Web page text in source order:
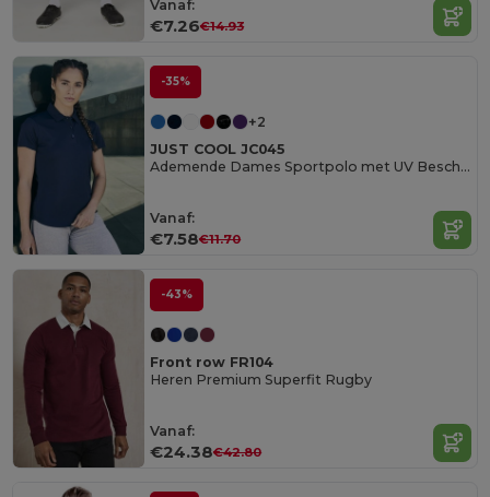
Vanaf:
€7.26€14.93
-35%
+2
JUST COOL JC045
Ademende Dames Sportpolo met UV Bescherming
Vanaf:
€7.58€11.70
-43%
Front row FR104
Heren Premium Superfit Rugby
Vanaf:
€24.38€42.80